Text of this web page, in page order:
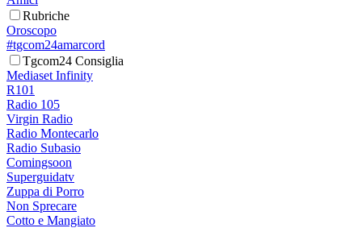
Rubriche
Oroscopo
#tgcom24amarcord
Tgcom24 Consiglia
Mediaset Infinity
R101
Radio 105
Virgin Radio
Radio Montecarlo
Radio Subasio
Comingsoon
Superguidatv
Zuppa di Porro
Non Sprecare
Cotto e Mangiato